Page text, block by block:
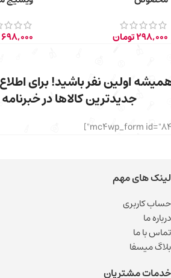
298,000تومان
Brown
698,000
اولین نفر باشید! برای
جدیدترین کالاها در
لینک های مهم
حساب کاربری
درباره ما
تماس با ما
بلاگ میسفا
خدمات مشتریان